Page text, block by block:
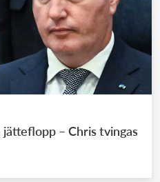
– Chris tvingas